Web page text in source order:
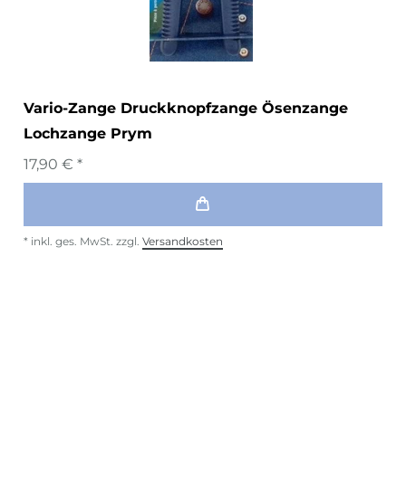
Vario-Zange Druckknopfzange Ösenzange
Lochzange Prym
17,90 € *
* inkl. ges. MwSt. zzgl. Versandkosten